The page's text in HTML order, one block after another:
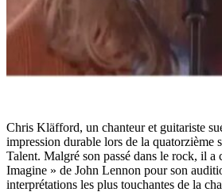
Chris Kläfford, un chanteur et guitariste
impression durable lors de la quatorzième
Talent. Malgré son passé dans le rock, il a
Imagine » de John Lennon pour son
interprétations les plus touchantes de la